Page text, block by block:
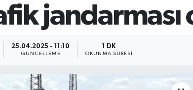
jandarması
25.04.2025 - 11:10
GÜNCELLEME
1 DK
OKUNMA SÜRESI